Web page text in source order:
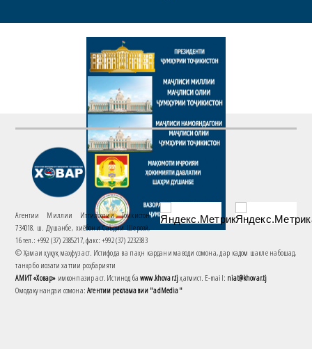
Агентии Миллии Иттилоотии Тоҷикистон
734018. ш. Душанбе, хиёбони Саъдии Шерозӣ,
16 тел.: +992 (37) 2385217, факс: +992 (37) 2232383
© Ҳамаи ҳуқуқ маҳфуз аст. Истифода ва паҳн кардани маводи сомона, дар кадом шакле набошад,
танҳо бо иҷозати хаттии роҳбарияти
АМИТ «Ховар» имконпазир аст. Истинод баwww.khovar.tjҳатмист. E-mail: niat@khovar.tj
Омодакунандаи сомона:Агентии рекламавии "adMedia"